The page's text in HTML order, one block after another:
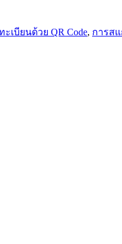
ะเบียนด้วย QR Code, การสแ